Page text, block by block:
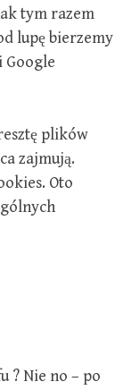
tym razem
lupę bierzemy
Google
plików
zajmują.
Oto
? Nie no – po